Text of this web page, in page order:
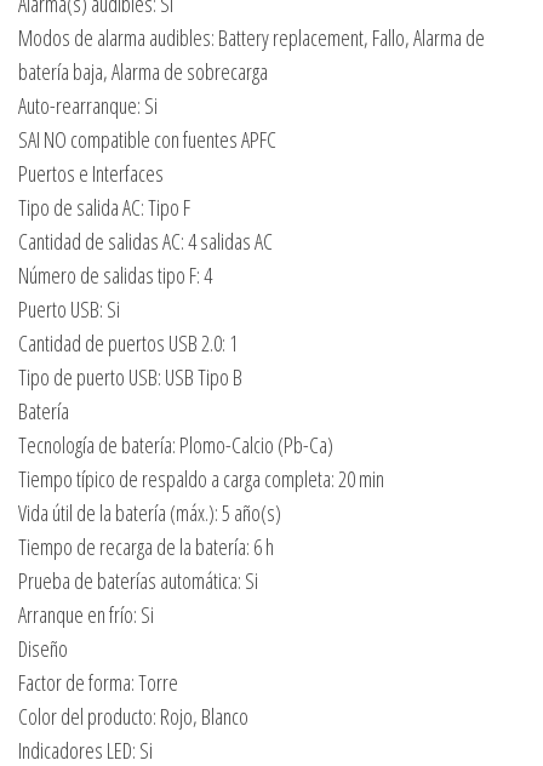
Modos de alarma audibles: Battery replacement, Fallo, Alarma de
batería baja, Alarma de sobrecarga
Auto-rearranque: Si
SAI NO compatible con fuentes APFC
Puertos e Interfaces
Tipo de salida AC: Tipo F
Cantidad de salidas AC: 4 salidas AC
Número de salidas tipo F: 4
Puerto USB: Si
Cantidad de puertos USB 2.0: 1
Tipo de puerto USB: USB Tipo B
Batería
Tecnología de batería: Plomo-Calcio (Pb-Ca)
Tiempo típico de respaldo a carga completa: 20 min
Vida útil de la batería (máx.): 5 año(s)
Tiempo de recarga de la batería: 6 h
Prueba de baterías automática: Si
Arranque en frío: Si
Diseño
Factor de forma: Torre
Color del producto: Rojo, Blanco
Indicadores LED: Si